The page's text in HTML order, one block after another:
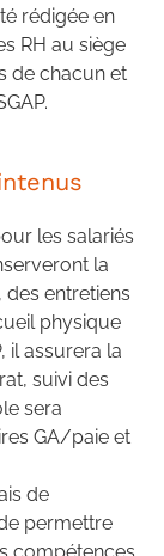
rédigée en
RH au siège
de chacun et
les salariés
la
entretiens
physique
il assurera la
suivi des
sera
GA/paie et
de
permettre